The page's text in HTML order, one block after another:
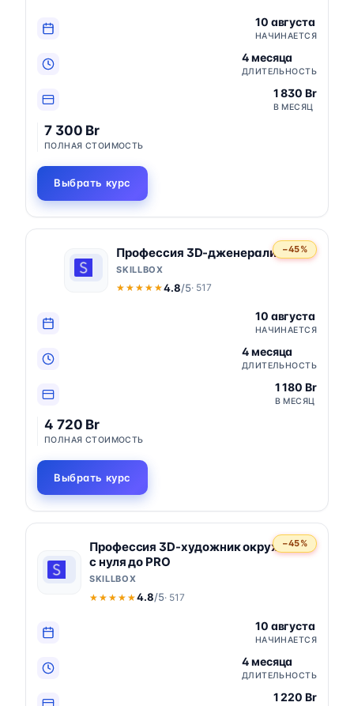
10 августа
НАЧИНАЕТСЯ
4 месяца
ДЛИТЕЛЬНОСТЬ
1 830 Br
В МЕСЯЦ
7 300 Br
ПОЛНАЯ СТОИМОСТЬ
Выбрать курс
−45%
Профессия 3D-дженералист
SKILLBOX
★★★★★
★★★★★4.8/5· 517
10 августа
НАЧИНАЕТСЯ
4 месяца
ДЛИТЕЛЬНОСТЬ
1 180 Br
В МЕСЯЦ
4 720 Br
ПОЛНАЯ СТОИМОСТЬ
Выбрать курс
−45%
Профессия 3D-художник окружения
с нуля до PRO
SKILLBOX
★★★★★
★★★★★4.8/5· 517
10 августа
НАЧИНАЕТСЯ
4 месяца
ДЛИТЕЛЬНОСТЬ
1 220 Br